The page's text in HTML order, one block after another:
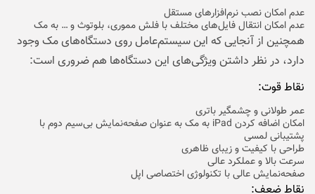
عدم امکان نصب نرم‌افزارهای مستقل
عدم امکان انتقال فایل‌های مختلف با فلش مموری، بلوتوث و … به مک
همچنین از آنجایی که این سیستم‌عامل روی دستگاه‌های مک وجود
دارد، در نظر داشتن ویژگی‌های این دستگاه‌ها هم ضروری است:
نقاط قوت:
عمر طولانی و چشمگیر باتری
امکان اضافه کردن iPad به مک به عنوان صفحه‌نمایش بی‌سیم دوم با
پشتیبانی لمسی
طراحی با کیفیت و زیبای ظاهری
سرعت بالا و عملکرد عالی
صفحه‌نمایش عالی با تکنولوژی اختصاصی اپل
نقاط ضعف: